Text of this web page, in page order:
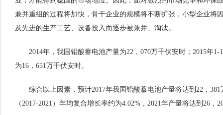
兼并重组的过程将加快，骨干企业的规模将不断扩张，小型企业将
及先进的生产工艺、设备投入而逐步被兼并、淘汰。
2014年，我国铅酸蓄电池产量为22，070万千伏安时；2015年1-
为16，651万千伏安时。
综合以上因素，预计2017年我国铅酸蓄电池产量将达到22，381
（2017-2021）年均复合增长率约为4.02%，2021年产量将达到26，